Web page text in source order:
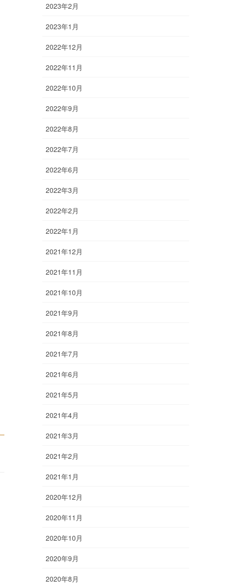
2023年2月
2023年1月
2022年12月
2022年11月
2022年10月
2022年9月
2022年8月
2022年7月
2022年6月
2022年3月
2022年2月
2022年1月
2021年12月
2021年11月
2021年10月
2021年9月
2021年8月
2021年7月
2021年6月
2021年5月
2021年4月
2021年3月
2021年2月
2021年1月
2020年12月
2020年11月
2020年10月
2020年9月
2020年8月